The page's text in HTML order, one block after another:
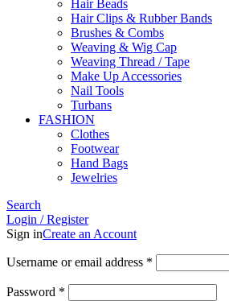
Hair Beads
Hair Clips & Rubber Bands
Brushes & Combs
Weaving & Wig Cap
Weaving Thread / Tape
Make Up Accessories
Nail Tools
Turbans
FASHION
Clothes
Footwear
Hand Bags
Jewelries
Search
Login / Register
Sign inCreate an Account
Username or email address *
Password *